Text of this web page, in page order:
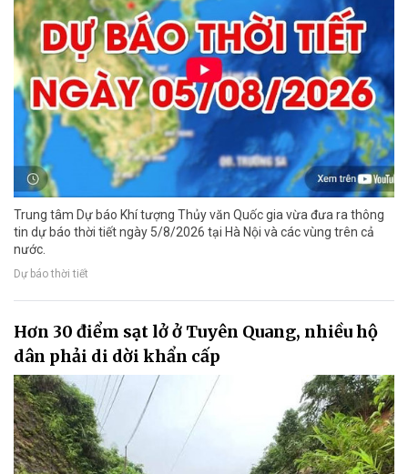
Trung tâm Dự báo Khí tượng Thủy văn Quốc gia vừa đưa ra thông
tin dự báo thời tiết ngày 5/8/2026 tại Hà Nội và các vùng trên cả
nước.
Dự báo thời tiết
Hơn 30 điểm sạt lở ở Tuyên Quang, nhiều hộ
dân phải di dời khẩn cấp